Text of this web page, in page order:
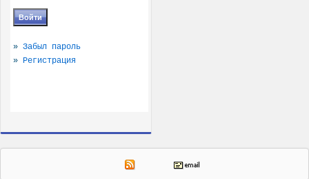
» Забыл пароль
» Регистрация